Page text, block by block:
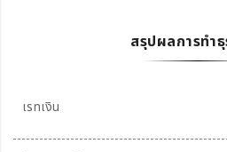
สรุปผลการทำ
เรทเงิน